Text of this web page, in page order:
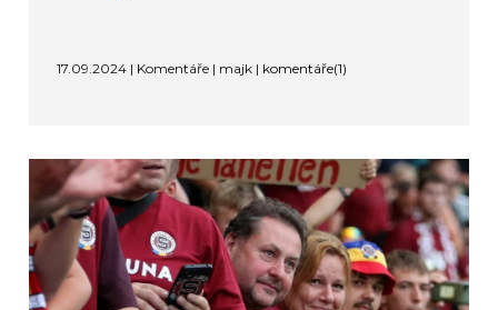
17.09.2024 | Komentáře | majk | komentáře(1)